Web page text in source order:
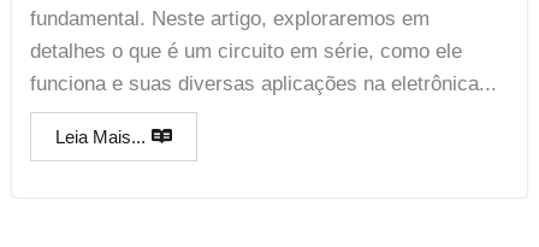
fundamental. Neste artigo, exploraremos em
detalhes o que é um circuito em série, como ele
funciona e suas diversas aplicações na eletrônica...
Leia Mais...